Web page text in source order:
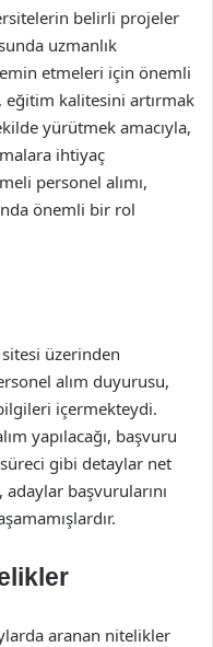
belirli projeler
uzmanlık
etmeleri için önemli
kalitesini artırmak
yürütmek amacıyla,
ihtiyaç
personel alımı,
önemli bir rol
üzerinden
alım duyurusu,
içermekteydi.
yapılacağı, başvuru
gibi detaylar net
başvurularını
aranan nitelikler